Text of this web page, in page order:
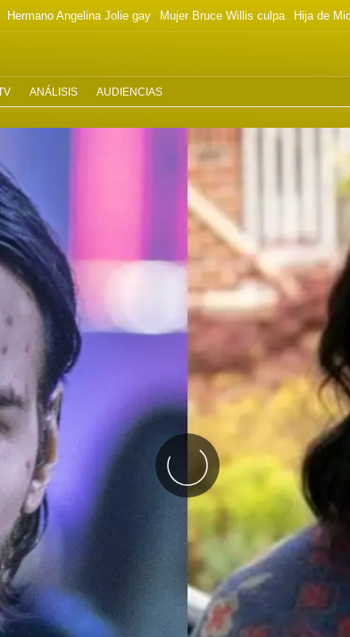
Hermano Angelina Jolie gay Mujer Bruce Willis culpa Hija de
ANÁLISIS AUDIENCIAS